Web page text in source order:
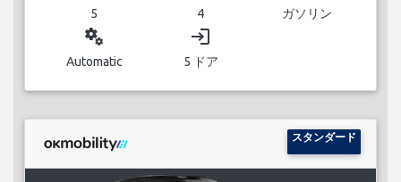
5 4 ガソリン
miscellaneous_services
Automatic
login
5 ドア
スタンダード